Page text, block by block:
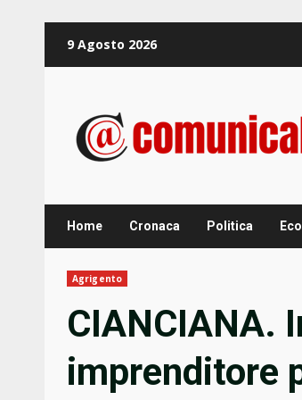
Inhalt9 Agosto 2026
Home Cronaca Politica
Agrigento
CIANCIANA.
imprenditore